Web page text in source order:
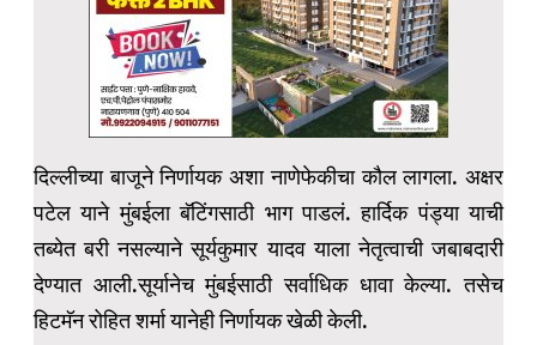
दिल्लीच्या बाजूने निर्णायक अशा नाणेफेकीचा कौल लागला. अक्षर
पटेल याने मुंबईला बॅटिंगसाठी भाग पाडलं. हार्दिक पंड्या याची
तब्येत बरी नसल्याने सूर्यकुमार यादव याला नेतृत्वाची जबाबदारी
देण्यात आली.सूर्यानेच मुंबईसाठी सर्वाधिक धावा केल्या. तसेच
हिटमॅन रोहित शर्मा यानेही निर्णायक खेळी केली.